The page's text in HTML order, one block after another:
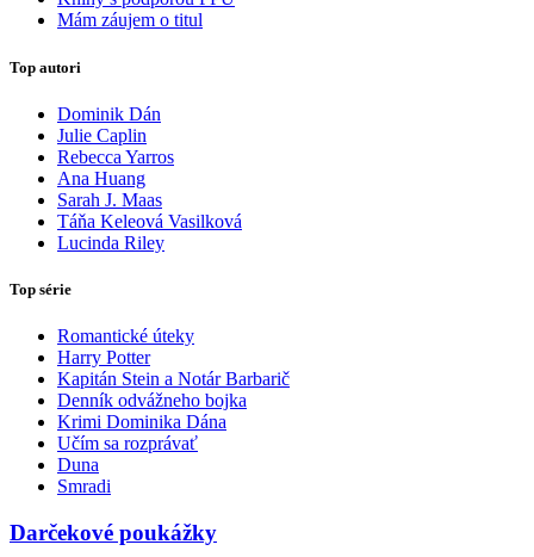
Mám záujem o titul
Top autori
Dominik Dán
Julie Caplin
Rebecca Yarros
Ana Huang
Sarah J. Maas
Táňa Keleová Vasilková
Lucinda Riley
Top série
Romantické úteky
Harry Potter
Kapitán Stein a Notár Barbarič
Denník odvážneho bojka
Krimi Dominika Dána
Učím sa rozprávať
Duna
Smradi
Darčekové poukážky